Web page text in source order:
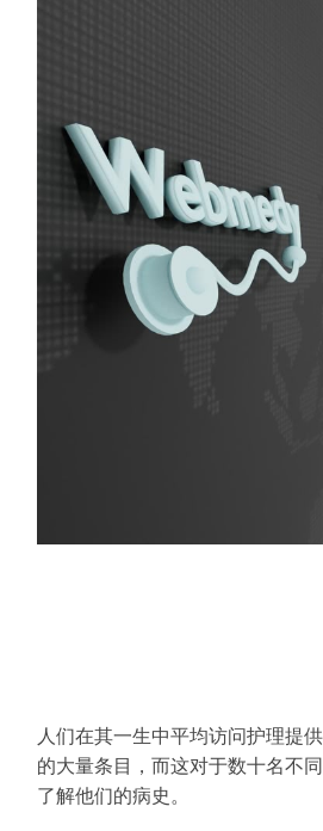
人们在其一生中平均访问护理提
的大量条目，而这对于数十名不
了解他们的病史。